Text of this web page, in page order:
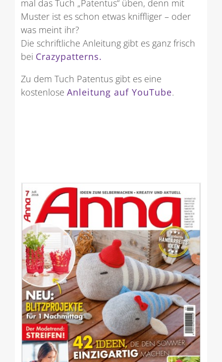
mal das Tuch „Patentus“ üben, denn mit
Muster ist es schon etwas kniffliger – oder
was meint ihr?
Die schriftliche Anleitung gibt es ganz frisch
bei Crazypatterns.
Zu dem Tuch Patentus gibt es eine
kostenlose Anleitung auf YouTube.